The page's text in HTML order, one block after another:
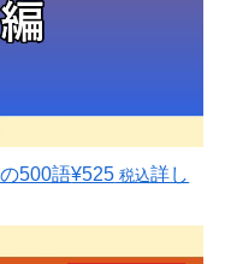
500語¥525 税込詳し